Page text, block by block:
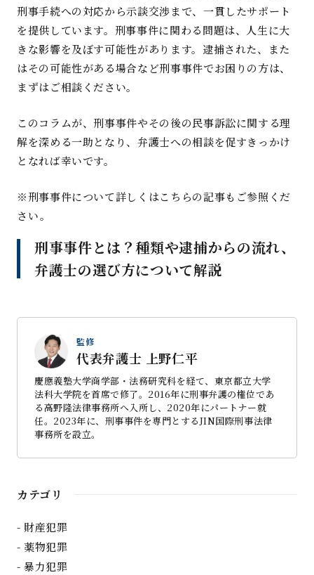
刑事手続への対応から示談交渉まで、一貫したサポート
を提供しています。刑事事件に関わる問題は、人生に大
きな影響を及ぼす可能性があります。逮捕された、また
はその可能性がある場合など刑事事件でお困りの方は、
まずはご相談ください。
このコラムが、刑事事件やその後の民事訴訟に関する理
解を深める一助となり、弁護士への相談を促すきっかけ
となれば幸いです。
※刑事事件について詳しくはこちらの記事もご参照くだ
さい。
刑事事件とは？種類や逮捕からの流れ、
弁護士の選び方について解説
監修
代表弁護士 上野仁平
慶應義塾大学商学部・法務研究科を経て、東京都立大学
法科大学院を首席で修了。2016年に刑事弁護の権位であ
る高野隆法律事務所へ入所し、2020年にパートナー就
任。2023年に、刑事事件を専門とするJIN国際刑事法律
事務所を設立。
カテゴリ
財産犯罪
薬物犯罪
暴力犯罪